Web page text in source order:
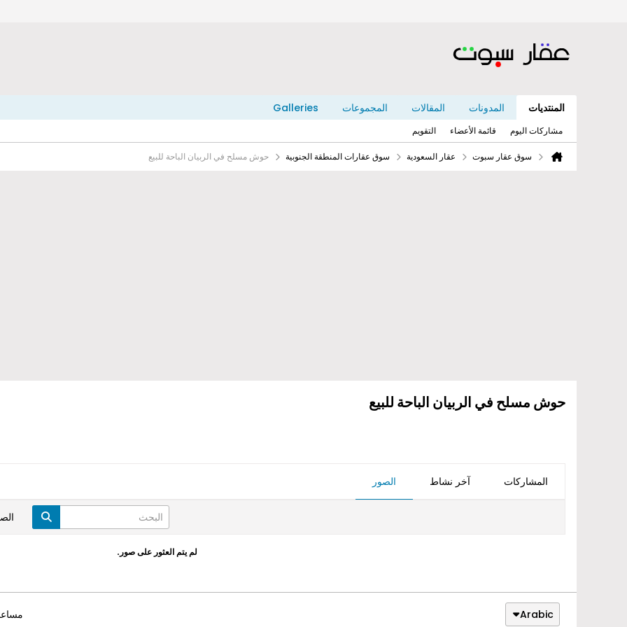
المنتديات المدونات المقالات المجموعات Galleries
مشاركات اليوم قائمة الأعضاء التقويم
سوق عقار سبوت عقار السعودية سوق عقارات المنطقة الجنوبية حوش مسلح في الربيان الباحة للبيع
حوش مسلح في الربيان الباحة للبيع
المشاركات آخر نشاط الصور
لم يتم العثور على صور.
Arabic